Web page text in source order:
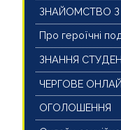
ЗНАЙОМСТВО З
Про героїчні
ЗНАННЯ
ЧЕРГОВЕ
ОГОЛОШЕННЯ